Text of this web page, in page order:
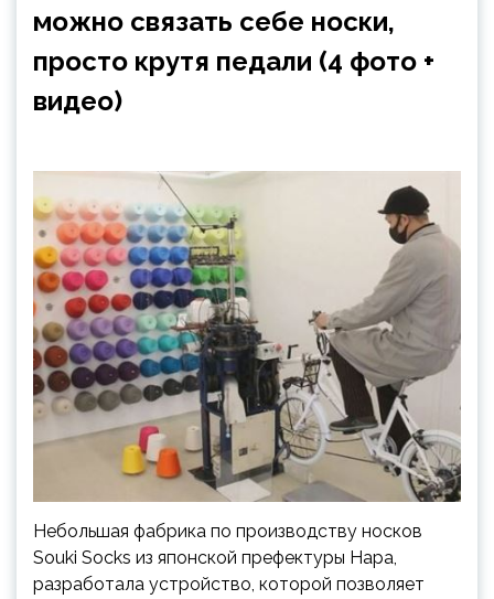
можно связать себе носки,
просто крутя педали (4 фото +
видео)
Небольшая фабрика по производству носков
Souki Socks из японской префектуры Нара,
разработала устройство, которой позволяет